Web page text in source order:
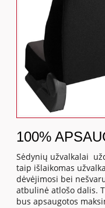
100%
Sėdynių užvalkalai
taip išlaikomas
dėvėjimosi bei
atbulinė atlošo dalis.
bus apsaugotos